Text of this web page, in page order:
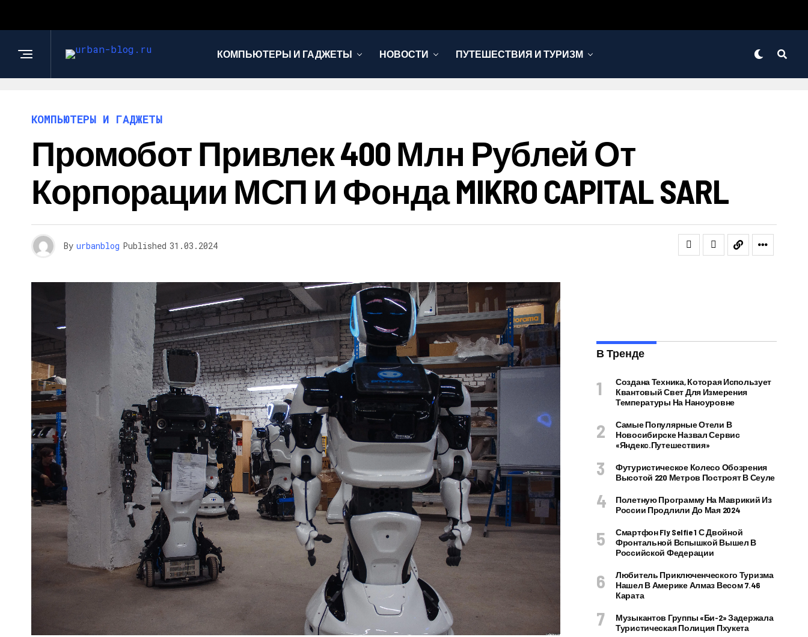
КОМПЬЮТЕРЫ И ГАДЖЕТЫ НОВОСТИ ПУТЕШЕСТВИЯ И ТУРИЗМ
КОМПЬЮТЕРЫ И ГАДЖЕТЫ
Промобот Привлек 400 Млн Рублей От
Корпорации МСП И Фонда MIKRO CAPITAL SARL
By urbanblog Published 31.03.2024
В Тренде
Создана Техника, Которая Использует
Квантовый Свет Для Измерения
Температуры На Наноуровне
Самые Популярные Отели В
Новосибирске Назвал Сервис
«Яндекс.Путешествия»
Футуристическое Колесо Обозрения
Высотой 220 Метров Построят В Сеуле
Полетную Программу На Маврикий Из
России Продлили До Мая 2024
Смартфон Fly Selfie 1 С Двойной
Фронтальной Вспышкой Вышел В
Российской Федерации
Любитель Приключенческого Туризма
Нашел В Америке Алмаз Весом 7.46
Карата
Музыкантов Группы «Би-2» Задержала
Туристическая Полиция Пхукета